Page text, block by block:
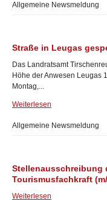
Allgemeine Newsmeldung
Straße in Leugas
Das Landratsamt
Höhe der Anwesen Leugas
Montag,...
Weiterlesen
Allgemeine Newsmeldung
Stellenausschreibung
Tourismusfachkraft
Weiterlesen